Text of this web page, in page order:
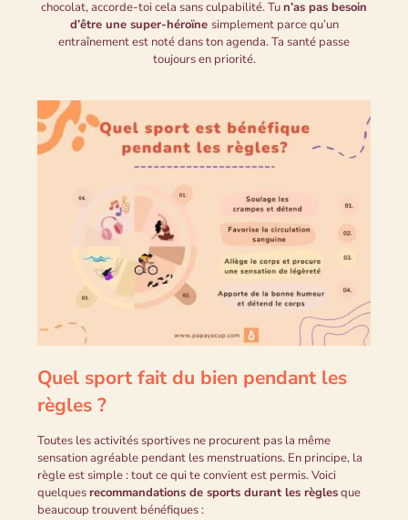
chocolat, accorde-toi cela sans culpabilité. Tun’as pas besoin
d’être une super-héroïne simplement parce qu’un
entraînement est noté dans ton agenda. Ta santé passe
toujours en priorité.
Quel sport fait du bien pendant les
règles ?
Toutes les activités sportives ne procurent pas la même
sensation agréable pendant les menstruations. En principe, la
règle est simple : tout ce qui te convient est permis. Voici
quelquesrecommandations de sports durant les règlesque
beaucoup trouvent bénéfiques :